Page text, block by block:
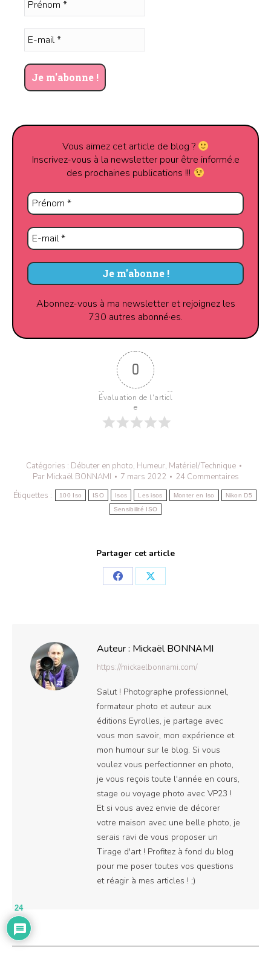
Vous aimez cet article de blog ?
Inscrivez-vous à la newsletter pour être informé.e
des prochaines publications !!!
Abonnez-vous à ma newsletter et rejoignez les
730 autres abonné·es.
0
Évaluation de l'articl
e
Catégories : Débuter en photo, Humeur, Matériel/Technique
Par Mickaël BONNAMI 7 mars 2022
24 Commentaires
Étiquettes :
100 Iso ISO Isos Les isos Monter en Iso Nikon D5
Sensibilité ISO
Partager cet article
PartagerPartager
Auteur : Mickaël BONNAMI
https://mickaelbonnami.com/
Salut ! Photographe professionnel,
formateur photo et auteur aux
éditions Eyrolles, je partage avec
vous mon savoir, mon expérience et
mon humour sur le blog. Si vous
voulez vous perfectionner en photo,
je vous reçois toute l'année en cours,
stage ou voyage photo avec VP23 !
Et si vous avez envie de décorer
votre maison avec une belle photo, je
serais ravi de vous proposer un
Tirage d'art ! Profitez à fond du blog
pour me poser toutes vos questions
et réagir à mes articles ! ;)
24